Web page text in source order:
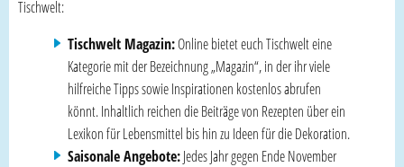
Tischwelt:
Tischwelt Magazin:Online bietet euch Tischwelt eine
Kategorie mit der Bezeichnung „Magazin“, in der ihr viele
hilfreiche Tipps sowie Inspirationen kostenlos abrufen
könnt. Inhaltlich reichen die Beiträge von Rezepten über ein
Lexikon für Lebensmittel bis hin zu Ideen für die Dekoration.
Saisonale Angebote:Jedes Jahr gegen Ende November